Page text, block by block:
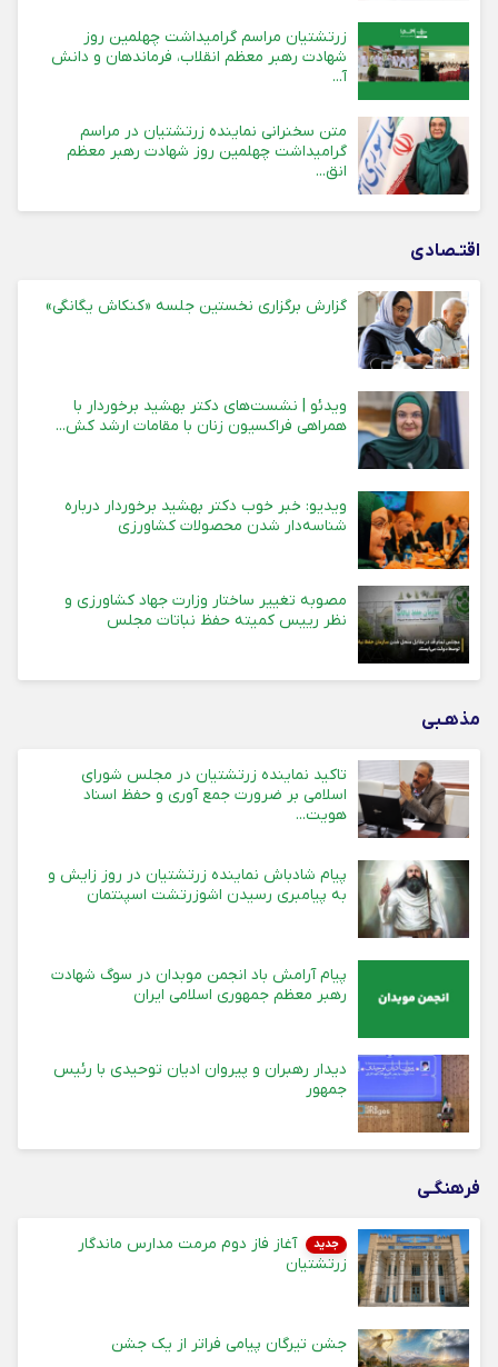
زرتشتیان مراسم گرامیداشت چهلمین روز
شهادت رهبر معظم انقلاب، فرماندهان و دانش
آ...
متن سخنرانی نماینده زرتشتیان در مراسم
گرامیداشت چهلمین روز شهادت رهبر معظم
انق...
اقتـصادی
گزارش برگزاری نخستین جلسه «کنکاش یگانگی»
ویدئو | نشست‌های دکتر بهشید برخوردار با
همراهی فراکسیون زنان با مقامات ارشد کش...
ویدیو: خبر خوب دکتر بهشید برخوردار درباره
شناسه‌دار شدن محصولات کشاورزی
مصوبه تغییر ساختار وزارت جهاد کشاورزی و
نظر رییس کمیته حفظ نباتات مجلس
مذهـبی
تاکید نماینده زرتشتیان در مجلس شورای
اسلامی بر ضرورت جمع آوری و حفظ اسناد
هویت...
پیام شادباش نماینده زرتشتیان در روز زایش و
به پیامبری رسیدن اشوزرتشت اسپنتمان
پیام آرامش باد انجمن موبدان در سوگ شهادت
رهبر معظم جمهوری اسلامی ایران
دیدار رهبران و پیروان ادیان توحیدی با رئیس
جمهور
فرهنگـی
جدید
آغاز فاز دوم مرمت مدارس ماندگار
زرتشتیان
جشن تیرگان پیامی فراتر از یک جشن